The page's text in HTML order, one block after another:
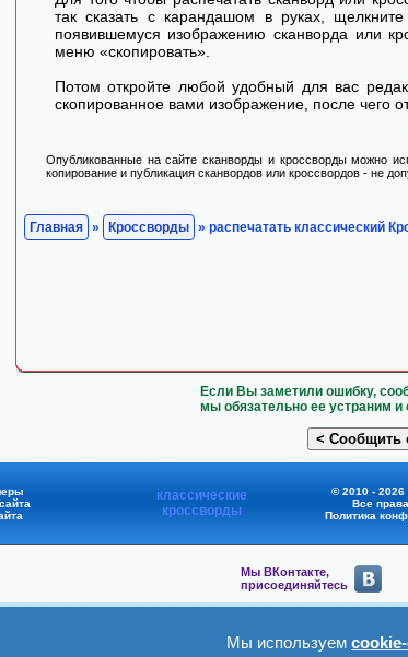
так сказать с карандашом в руках,
появившемуся изображению сканворда или
меню «скопировать».
Потом откройте любой удобный для вас
скопированное вами изображение, после чего
Опубликованные на сайте сканворды и кроссворды можно
копирование и публикация сканвордов или кроссвордов - не
Главная » Кроссворды » распечатать классический
Если Вы заметили ошибку,
мы обязательно ее устраним
классические
кроссворды
© 2010 - 2026
Все
Политика
Мы ВКонтакте,
присоединяйтесь
Мы используем